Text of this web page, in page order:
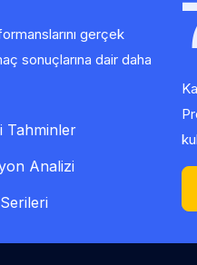
gerçek
sonuçlarına dair daha
Tahminler
Analizi